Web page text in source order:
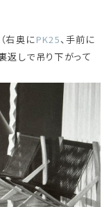
右奥にPK25、手前に
返しで吊り下がって